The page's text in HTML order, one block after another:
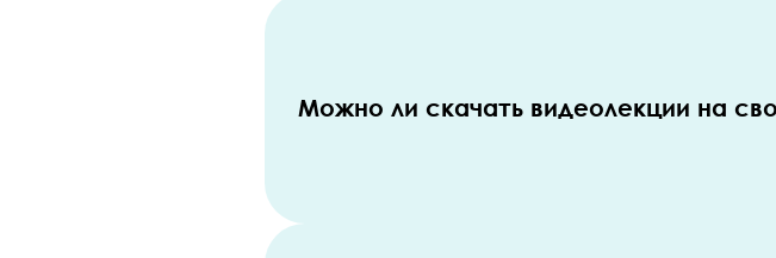
Можно ли скачать видеолекции на